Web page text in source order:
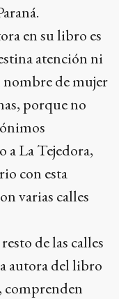
en su libro es
atención ni
nombre de mujer
porque no
a La Tejedora,
con esta
varias calles
de las calles
autora del libro
comprenden